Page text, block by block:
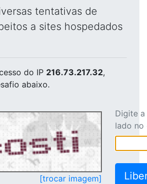
tentativas de
a sites hospedados
do IP 216.73.217.32,
abaixo.
[trocar imagem]
Digite
lado no